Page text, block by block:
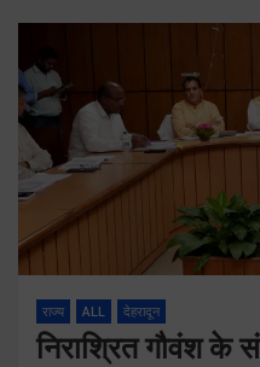
राज्य ALL देहरादून
निराश्रित गौवंश के